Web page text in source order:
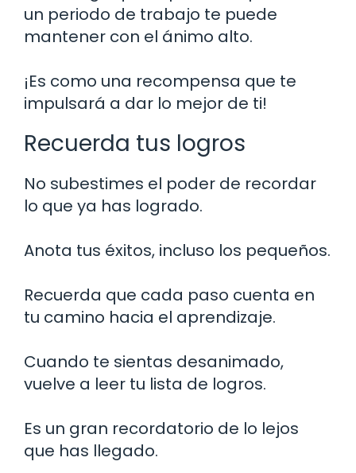
un periodo de trabajo te puede
mantener con el ánimo alto.
¡Es como una recompensa que te
impulsará a dar lo mejor de ti!
Recuerda tus logros
No subestimes el poder de recordar
lo que ya has logrado.
Anota tus éxitos, incluso los pequeños.
Recuerda que cada paso cuenta en
tu camino hacia el aprendizaje.
Cuando te sientas desanimado,
vuelve a leer tu lista de logros.
Es un gran recordatorio de lo lejos
que has llegado.